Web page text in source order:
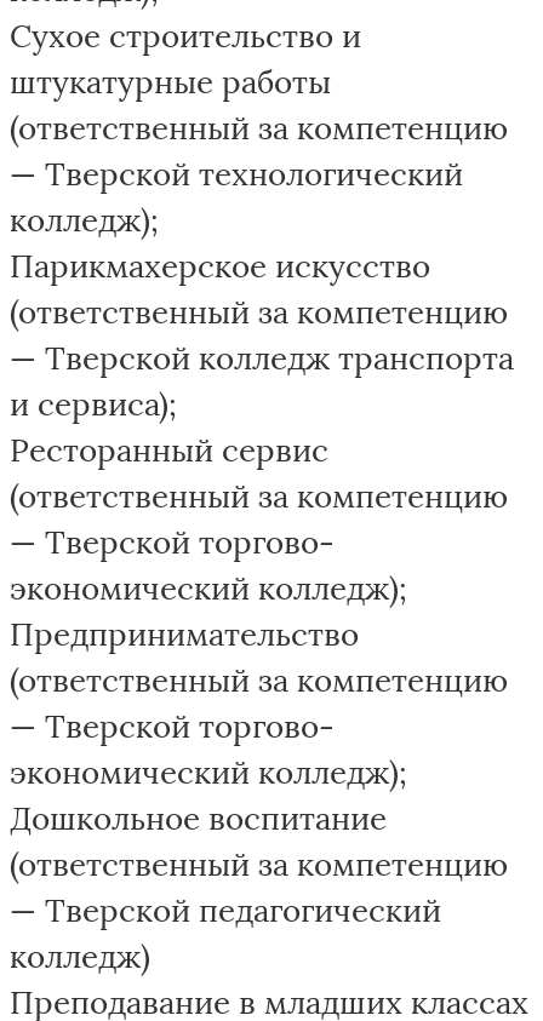
Сухое строительство и
штукатурные работы
(ответственный за компетенцию
— Тверской технологический
колледж);
Парикмахерское искусство
(ответственный за компетенцию
— Тверской колледж транспорта
и сервиса);
Ресторанный сервис
(ответственный за компетенцию
— Тверской торгово-
экономический колледж);
Предпринимательство
(ответственный за компетенцию
— Тверской торгово-
экономический колледж);
Дошкольное воспитание
(ответственный за компетенцию
— Тверской педагогический
колледж)
Преподавание в младших классах